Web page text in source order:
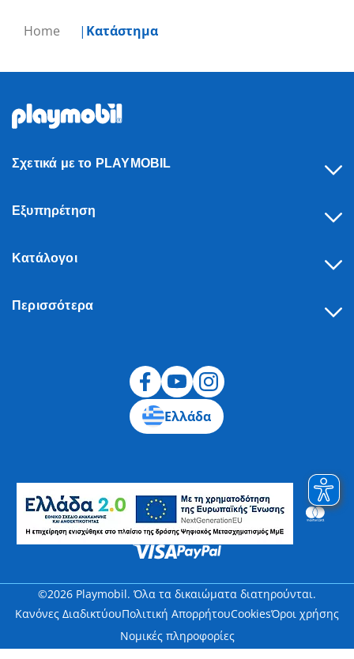
Home Κατάστημα
Σχετικά με το PLAYMOBIL
Εξυπηρέτηση
Κατάλογοι
Περισσότερα
Ελλάδα
©2026 Playmobil. Όλα τα δικαιώματα διατηρούνται.
Κανόνες ΔιαδικτύουΠολιτική ΑπορρήτουCookiesΌροι χρήσης
Νομικές πληροφορίες